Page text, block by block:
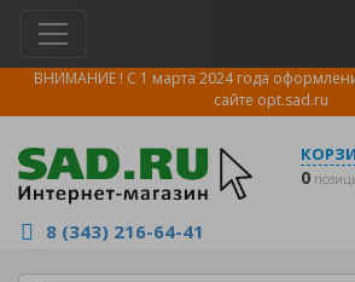
ВНИМАНИЕ ! С 1 марта 2024 года
сайте opt.sad.ru
0
8 (343) 216-64-41